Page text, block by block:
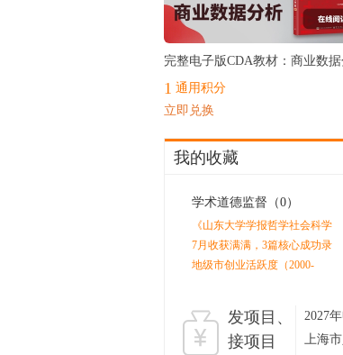
最热
完整电子版CDA教材：商业数
1 通用积分
立即兑换
我的收藏
学术道德监督 （0）
《山东大学学报哲学社会科学
版》终审后又外审？
7月收获满满，3篇核心成功录
用！！！感谢指导老师的辛苦
地级市创业活跃度（2000-
发项目、
接项目
2027
上海